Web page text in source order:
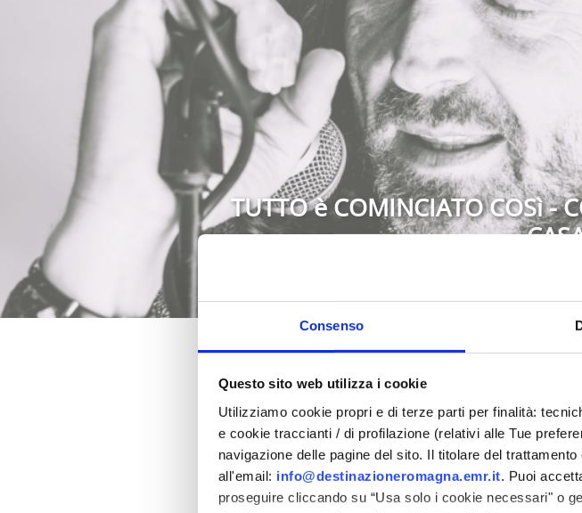
Consenso
Questo sito web utilizza i cookie
Utilizziamo cookie propri e di terze parti per finalità:
e cookie traccianti / di profilazione (relativi alle Tue
navigazione delle pagine del sito. Il titolare del trattamento
all'email: info@destinazioneromagna.emr.it. Puoi
proseguire cliccando su “Usa solo i cookie necessari" o
TUTTO è COMINCIATO COSì -
Pasqua 2026
nella provincia di Rimini
Non perdere
weekend ricco di
proposte e